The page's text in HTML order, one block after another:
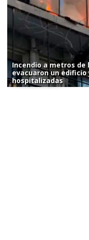
Incendio a metros de
evacuaron un
hospitalizadas